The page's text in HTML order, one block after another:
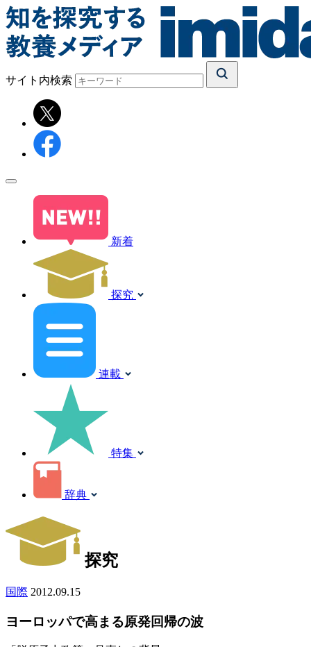
サイト内検索
新着
探究
連載
特集
辞典
探究
国際 2012.09.15
ヨーロッパで高まる原発回帰の波